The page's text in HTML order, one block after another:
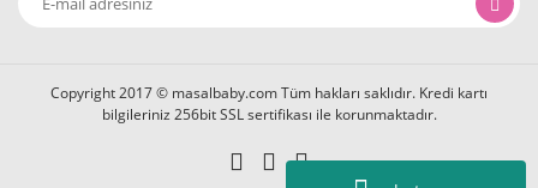
Copyright 2017 © masalbaby.com Tüm hakları saklıdır. Kredi kartı
bilgileriniz 256bit SSL sertifikası ile korunmaktadır.